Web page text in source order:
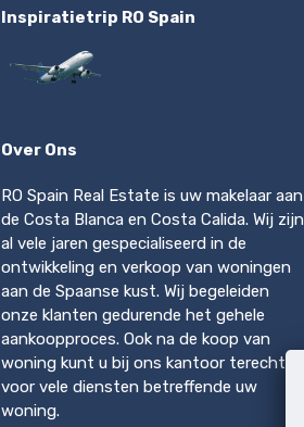
Inspiratietrip RO Spain
Over Ons
RO Spain Real Estate is uw makelaar aan
de Costa Blanca en Costa Calida. Wij zijn
al vele jaren gespecialiseerd in de
ontwikkeling en verkoop van woningen
aan de Spaanse kust. Wij begeleiden
onze klanten gedurende het gehele
aankoopproces. Ook na de koop van
woning kunt u bij ons kantoor terecht
voor vele diensten betreffende uw
woning.